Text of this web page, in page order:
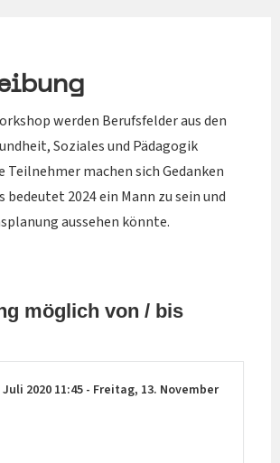
werden Berufsfelder aus den
Soziales und Pädagogik
Teilnehmer machen sich Gedanken
bedeutet 2024 ein Mann zu sein und
aussehen könnte.
möglich von / bis
Juli 2020 11:45 - Freitag, 13. November